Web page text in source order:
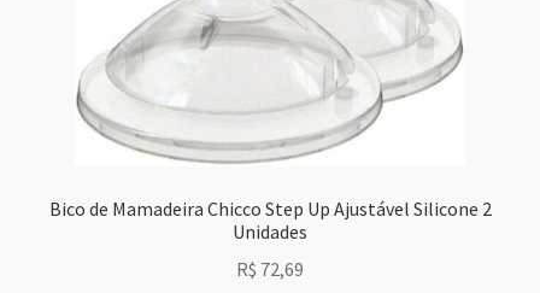
Bico de Mamadeira Chicco Step Up Ajustável Silicone 2
Unidades
R$ 72,69